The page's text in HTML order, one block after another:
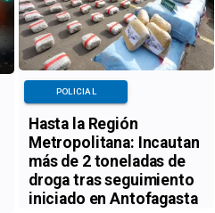
Hasta la Región
Metropolitana: Incautan
más de 2 toneladas de
droga tras seguimiento
iniciado en Antofagasta
POLICIAL